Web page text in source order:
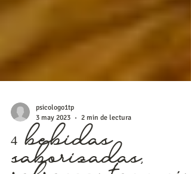
psicologo1tp
3 may 2023
2 min de lectura
4 bebidas